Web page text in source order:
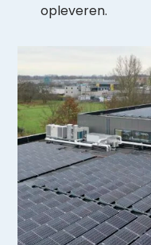
opleveren.